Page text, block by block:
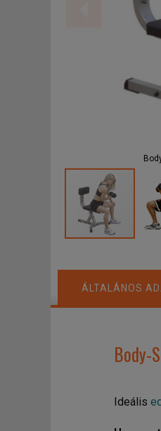
ÁLTALÁNOS
Body-
Ideális